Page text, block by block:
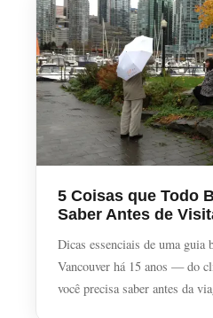
5 Coisas que Todo
Saber Antes de
Dicas essenciais de uma guia
Vancouver há 15 anos — do
você precisa saber antes da